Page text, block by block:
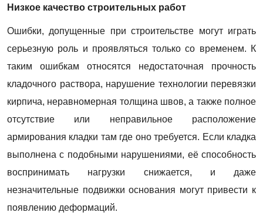
Низкое качество строительных работ
Ошибки, допущенные при строительстве могут играть
серьезную роль и проявляться только со временем. К
таким ошибкам относятся недостаточная прочность
кладочного раствора, нарушение технологии перевязки
кирпича, неравномерная толщина швов, а также полное
отсутствие или неправильное расположение
армирования кладки там где оно требуется. Если кладка
выполнена с подобными нарушениями, её способность
воспринимать нагрузки снижается, и даже
незначительные подвижки основания могут привести к
появлению деформаций.